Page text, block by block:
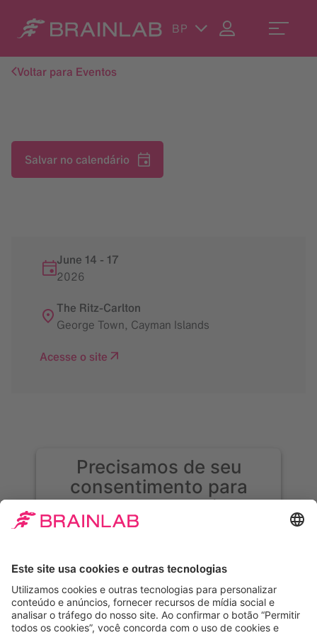
BP
Voltar para Eventos
Salvar no calendário
June 14 - 17
2026
The Ritz-Carlton
George Town, Cayman Islands
Acesse o site
Precisamos de seu
consentimento para
carregar o serviço
Google Maps!
conteúdo que pode coletar dados sobre sua
atividade. Leia os detalhes e aceite o serviço
para ver esse conteúdo.